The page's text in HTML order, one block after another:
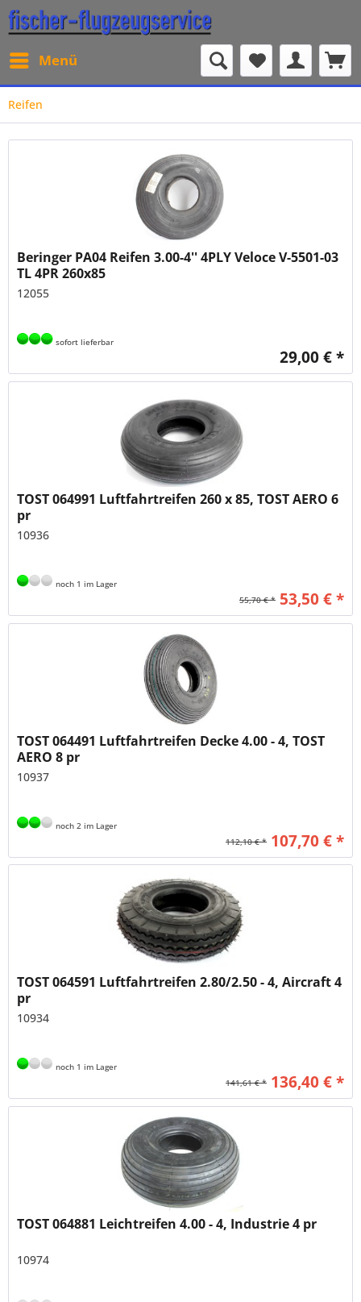
Menü
Reifen
Beringer PA04 Reifen 3.00-4'' 4PLY Veloce V-5501-03
TL 4PR 260x85
12055
sofort lieferbar
29,00 € *
TOST 064991 Luftfahrtreifen 260 x 85, TOST AERO 6
pr
10936
noch 1 im Lager
55,70 € * 53,50 € *
TOST 064491 Luftfahrtreifen Decke 4.00 - 4, TOST
AERO 8 pr
10937
noch 2 im Lager
112,10 € * 107,70 € *
TOST 064591 Luftfahrtreifen 2.80/2.50 - 4, Aircraft 4
pr
10934
noch 1 im Lager
141,61 € * 136,40 € *
TOST 064881 Leichtreifen 4.00 - 4, Industrie 4 pr
10974